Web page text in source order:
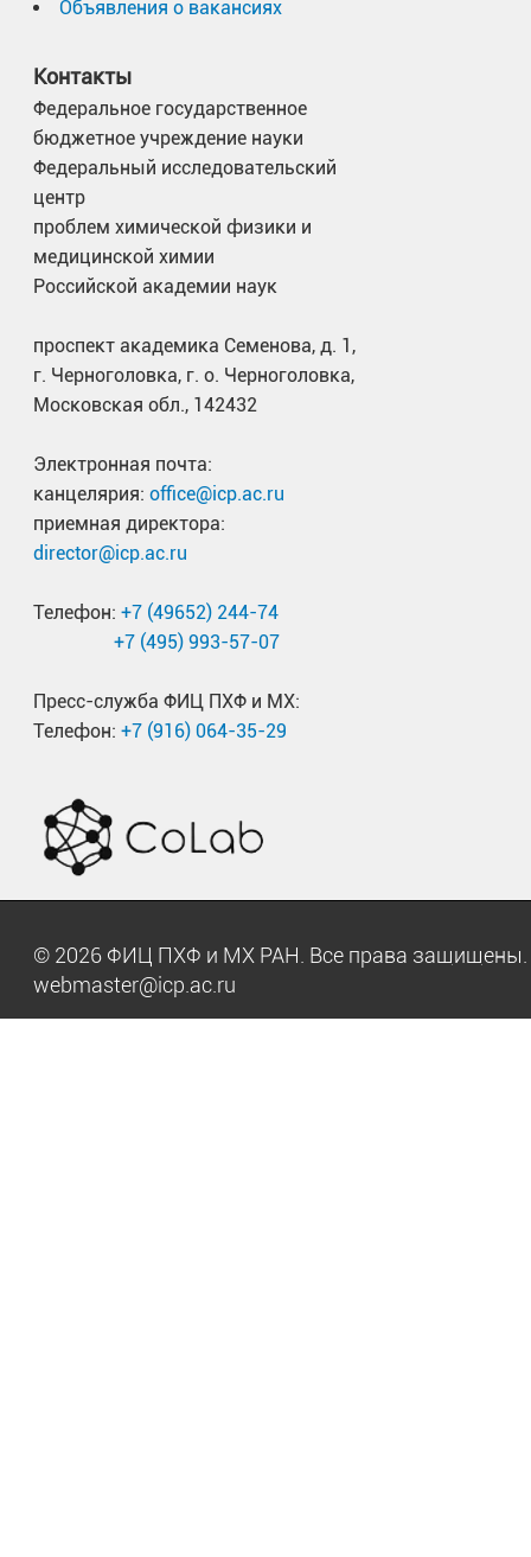
Объявления о вакансиях
Контакты
Федеральное государственное
бюджетное учреждение науки
Федеральный исследовательский
центр
проблем химической физики и
медицинской химии
Российской академии наук
проспект академика Семенова, д. 1,
г. Черноголовка, г. о. Черноголовка,
Московская обл., 142432
Электронная почта:
канцелярия: office@icp.ac.ru
приемная директора:
director@icp.ac.ru
Телефон: +7 (49652) 244-74
+7 (495) 993-57-07
Пресс-служба ФИЦ ПХФ и МХ:
Телефон: +7 (916) 064-35-29
© 2026 ФИЦ ПХФ и МХ РАН. Все права
webmaster@icp.ac.ru